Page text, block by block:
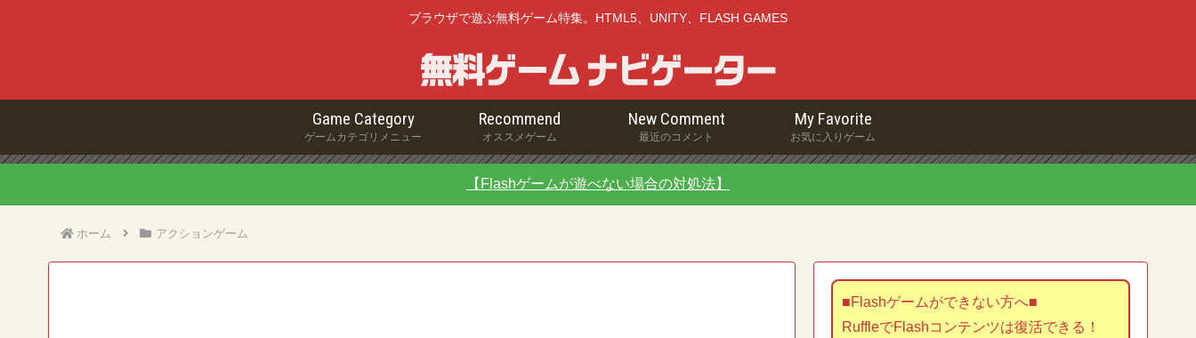
ブラウザで遊ぶ無料ゲーム特集。HTML5、UNITY、FLASH GAMES
Game Category
ゲームカテゴリメニュー
Recommend
オススメゲーム
New Comment
最近のコメント
My Favorite
お気に入りゲーム
【Flashゲームが遊べない場合の対処法】
ホーム アクションゲーム
■Flashゲームができない方へ■
RuffleでFlashコンテンツは復活できる！